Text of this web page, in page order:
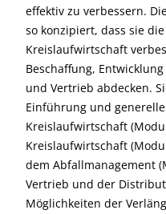
effektiv zu verbessern.
so konzipiert, dass sie
Kreislaufwirtschaft
Beschaffung,
und Vertrieb abdecken.
Einführung und
Kreislaufwirtschaft
Kreislaufwirtschaft
dem Abfallmanagement
Vertrieb und der
Möglichkeiten der